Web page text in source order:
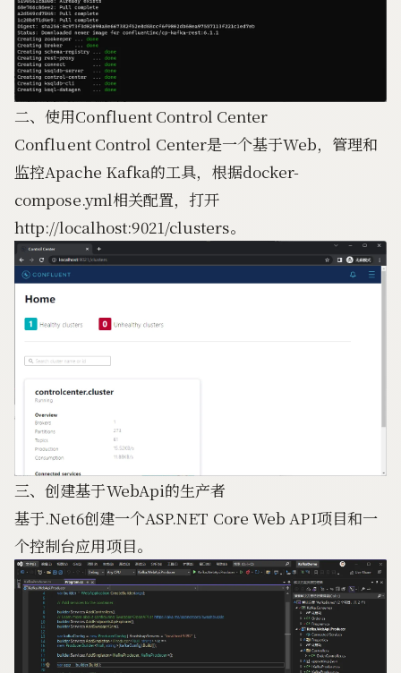
二、使用Confluent Control Center
Confluent Control Center是一个基于Web，管理和
监控Apache Kafka的工具，根据docker-
compose.yml相关配置，打开
http://localhost:9021/clusters。
三、创建基于WebApi的生产者
基于.Net6创建一个ASP.NET Core Web API项目和一
个控制台应用项目。